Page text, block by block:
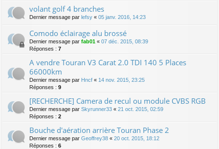
volant golf 4 branches
Dernier message par lefsy « 05 janv. 2016, 14:23
Comodo éclairage alu brossé
Dernier message par fab01 « 07 déc. 2015, 08:39
Réponses : 7
A vendre Touran V3 Carat 2.0 TDI 140 5 Places
66000km
Dernier message par Hncf « 14 nov. 2015, 23:25
Réponses : 9
[RECHERCHE] Camera de recul ou module CVBS RGB
Dernier message par Skyrunner33 « 21 oct. 2015, 02:59
Réponses : 2
Bouche d'aération arrière Touran Phase 2
Dernier message par Geoffrey38 « 20 oct. 2015, 18:12
Réponses : 6